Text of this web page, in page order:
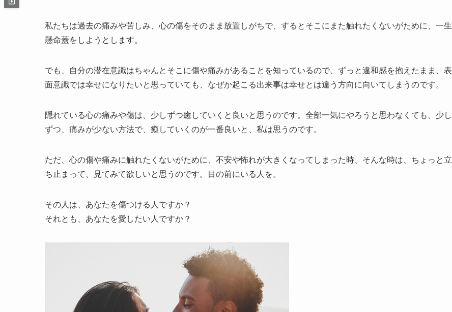
私たちは過去の痛みや苦しみ、心の傷をそのまま放置しがちで、するとそこにまた触れたくないがために、一生
懸命蓋をしようとします。
でも、自分の潜在意識はちゃんとそこに傷や痛みがあることを知っているので、ずっと違和感を抱えたまま、表
面意識では幸せになりたいと思っていても、なぜか起こる出来事は幸せとは違う方向に向いてしまうのです。
隠れている心の痛みや傷は、少しずつ癒していくと良いと思うのです。全部一気にやろうと思わなくても、少し
ずつ、痛みが少ない方法で、癒していくのが一番良いと、私は思うのです。
ただ、心の傷や痛みに触れたくないがために、不安や怖れが大きくなってしまった時、そんな時は、ちょっと立
ち止まって、見てみて欲しいと思うのです。目の前にいる人を。
その人は、あなたを傷つける人ですか？
それとも、あなたを愛したい人ですか？